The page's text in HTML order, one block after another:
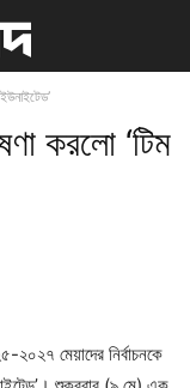
করলো ‘টিম
মেয়াদের নির্বাচনকে